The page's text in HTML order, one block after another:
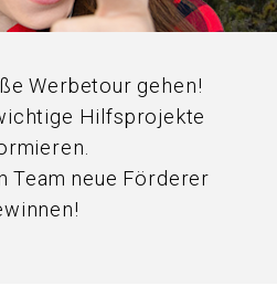
Werbetour gehen!
Hilfsprojekte
Team neue Förderer